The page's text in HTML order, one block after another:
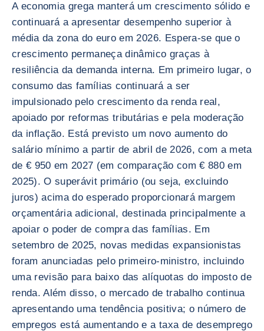
A economia grega manterá um crescimento sólido e
continuará a apresentar desempenho superior à
média da zona do euro em 2026. Espera-se que o
crescimento permaneça dinâmico graças à
resiliência da demanda interna. Em primeiro lugar, o
consumo das famílias continuará a ser
impulsionado pelo crescimento da renda real,
apoiado por reformas tributárias e pela moderação
da inflação. Está previsto um novo aumento do
salário mínimo a partir de abril de 2026, com a meta
de € 950 em 2027 (em comparação com € 880 em
2025). O superávit primário (ou seja, excluindo
juros) acima do esperado proporcionará margem
orçamentária adicional, destinada principalmente a
apoiar o poder de compra das famílias. Em
setembro de 2025, novas medidas expansionistas
foram anunciadas pelo primeiro-ministro, incluindo
uma revisão para baixo das alíquotas do imposto de
renda. Além disso, o mercado de trabalho continua
apresentando uma tendência positiva; o número de
empregos está aumentando e a taxa de desemprego